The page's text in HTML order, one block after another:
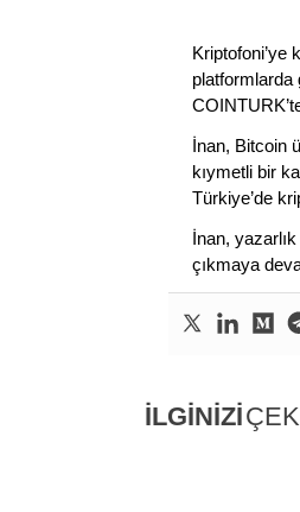
Kriptofoni’ye
platformlarda
İnan, Bitcoin
kıymetli bir
Türkiye’de
İnan,
çıkmaya
İLGİNİZİ